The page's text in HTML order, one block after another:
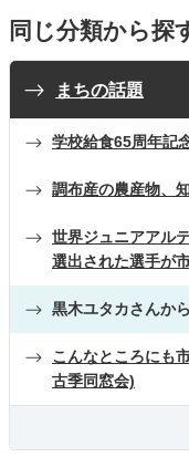
同じ分類から探
まちの話題
学校給食65周年記
調布産の農産物、
世界ジュニアアル
選出された選手が
黒木ユタカさんか
こんなところにも
古季同窓会)